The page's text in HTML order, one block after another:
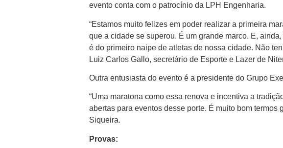
evento conta com o patrocínio da LPH Engenharia.
“Estamos muito felizes em poder realizar a primeira
que a cidade se superou. É um grande marco. E,
é do primeiro naipe de atletas de nossa cidade. Não
Luiz Carlos Gallo, secretário de Esporte e Lazer de
Outra entusiasta do evento é a presidente do Grupo
“Uma maratona como essa renova e incentiva a
abertas para eventos desse porte. É muito bom
Siqueira.
Provas: